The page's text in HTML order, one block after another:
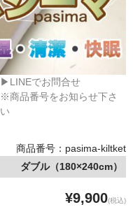
▶LINEでお問合せ
※商品番号をお知らせ下さ
い
商品番号：pasima-kiltket
ダブル（180×240cm）
¥9,900(税込)